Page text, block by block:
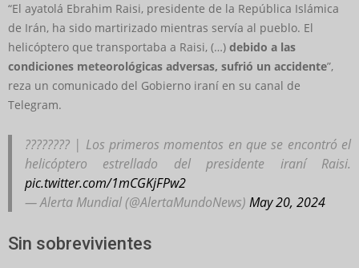
“El ayatolá Ebrahim Raisi, presidente de la República Islámica
de Irán, ha sido martirizado mientras servía al pueblo. El
helicóptero que transportaba a Raisi, (…) debido a las
condiciones meteorológicas adversas, sufrió un accidente”,
reza un comunicado del Gobierno iraní en su canal de
Telegram.
???????? | Los primeros momentos en que se encontró el
helicóptero estrellado del presidente iraní Raisi.
pic.twitter.com/1mCGKjFPw2
— Alerta Mundial (@AlertaMundoNews) May 20, 2024
Sin sobrevivientes